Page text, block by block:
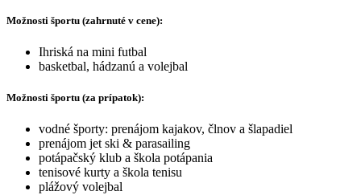
Možnosti športu (zahrnuté v cene):
Ihriská na mini futbal
basketbal, hádzanú a volejbal
Možnosti športu (za prípatok):
vodné športy: prenájom kajakov, člnov a šlapadiel
prenájom jet ski & parasailing
potápačský klub a škola potápania
tenisové kurty a škola tenisu
plážový volejbal